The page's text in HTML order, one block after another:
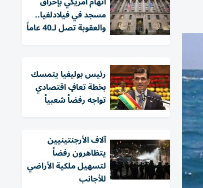
مسجد في فيلادلفيا..
والعقوبة تصل لـ40 عاماً
رئيس بوليفيا يتمسك
بخطة تعافٍ اقتصادي
تواجه رفضاً شعبياً
آلاف الأرجنتينيين
يتظاهرون رفضاً
لتسهيل ملكية الأراضي
للأجانب